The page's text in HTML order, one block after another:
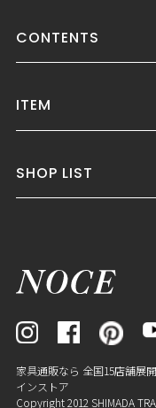
CONTENTS
ITEM
SHOP LIST
家具通販なら 全国15店舗展
インストア
Copyright 2012 SHIMADA